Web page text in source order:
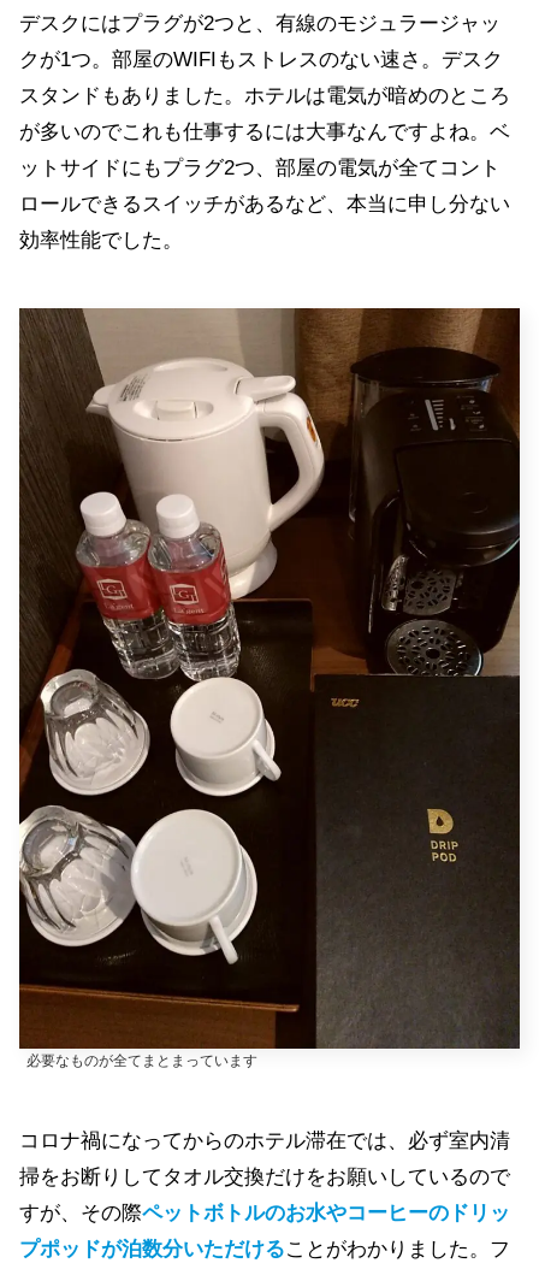
デスクにはプラグが2つと、有線のモジュラージャッ
クが1つ。部屋のWIFIもストレスのない速さ。デスク
スタンドもありました。ホテルは電気が暗めのところ
が多いのでこれも仕事するには大事なんですよね。ベ
ットサイドにもプラグ2つ、部屋の電気が全てコント
ロールできるスイッチがあるなど、本当に申し分ない
効率性能でした。
必要なものが全てまとまっています
コロナ禍になってからのホテル滞在では、必ず室内清
掃をお断りしてタオル交換だけをお願いしているので
すが、その際ペットボトルのお水やコーヒーのドリッ
プポッドが泊数分いただけることがわかりました。フ